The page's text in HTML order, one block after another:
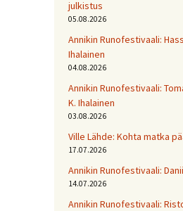
julkistus
05.08.2026
Annikin Runofestivaali:
Ihalainen
04.08.2026
Annikin Runofestivaali:
K. Ihalainen
03.08.2026
Ville Lähde: Kohta matka
17.07.2026
Annikin Runofestivaali:
14.07.2026
Annikin Runofestivaali: